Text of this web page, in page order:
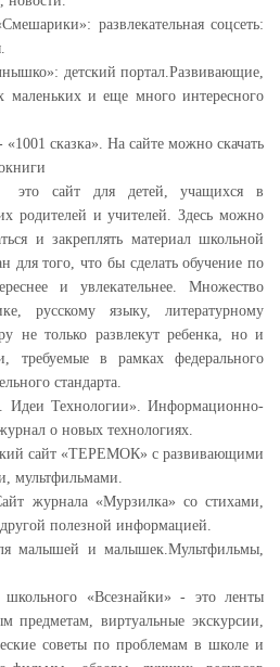
развлекательная соцсеть:
детский портал.Развивающие,
и еще много интересного
«1001 сказка». На сайте можно скачать
сайт для детей, учащихся в
родителей и учителей. Здесь можно
и закреплять материал школьной
для того, что бы сделать обучение по
и увлекательнее. Множество
русскому языку, литературному
не только развлекут ребенка, но и
требуемые в рамках федерального
стандарта.
Идеи Технологии». Информационно-
о новых технологиях.
сайт «ТЕРЕМОК» с развивающими
мультфильмами.
журнала «Мурзилка» со стихами,
полезной информацией.
малышей и малышек.Мультфильмы,
школьного «Всезнайки» - это ленты
предметам, виртуальные экскурсии,
советы по проблемам в школе и